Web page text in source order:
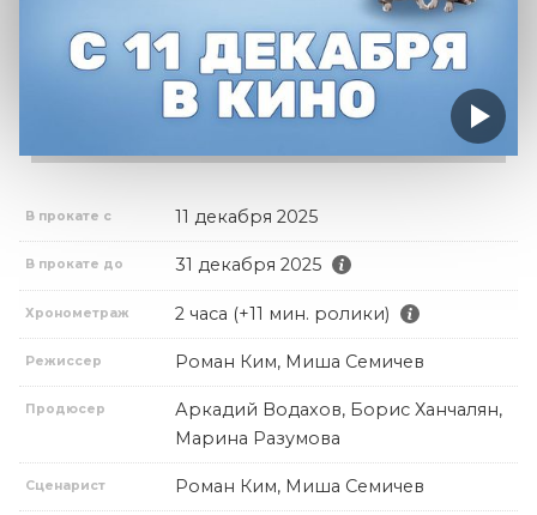
В прокате с 11 декабря 2025
В прокате до 31 декабря 2025
Хронометраж 2 часа (+11 мин. ролики)
Режиссер Роман Ким, Миша Семичев
Продюсер
Аркадий Водахов, Борис Ханчалян,
Марина Разумова
Сценарист Роман Ким, Миша Семичев